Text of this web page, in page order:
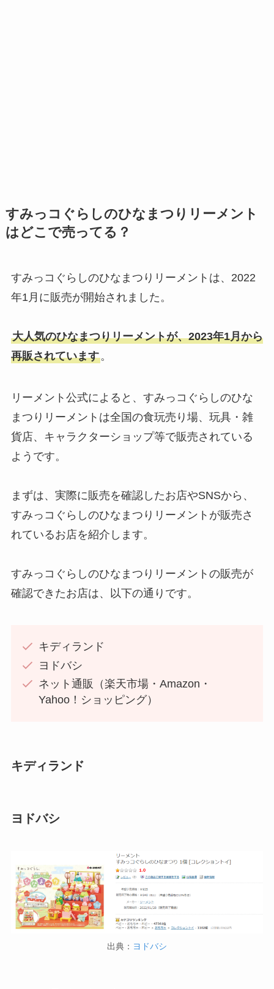
すみっコぐらしのひなまつりリーメント
はどこで売ってる？
すみっコぐらしのひなまつりリーメントは、2022
年1月に販売が開始されました。
大人気のひなまつりリーメントが、2023年1月から
再販されています。
リーメント公式によると、すみっコぐらしのひな
まつりリーメントは全国の食玩売り場、玩具・雑
貨店、キャラクターショップ等で販売されている
ようです。
まずは、実際に販売を確認したお店やSNSから、
すみっコぐらしのひなまつりリーメントが販売さ
れているお店を紹介します。
すみっコぐらしのひなまつりリーメントの販売が
確認できたお店は、以下の通りです。
キディランド
ヨドバシ
ネット通販（楽天市場・Amazon・
Yahoo！ショッピング）
キディランド
ヨドバシ
出典： ヨドバシ